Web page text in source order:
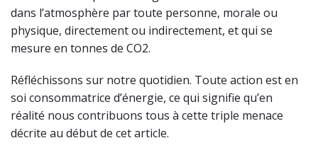
dans l’atmosphère par toute personne, morale ou
physique, directement ou indirectement, et qui se
mesure en tonnes de CO2.
Réfléchissons sur notre quotidien. Toute action est en
soi consommatrice d’énergie, ce qui signifie qu’en
réalité nous contribuons tous à cette triple menace
décrite au début de cet article.